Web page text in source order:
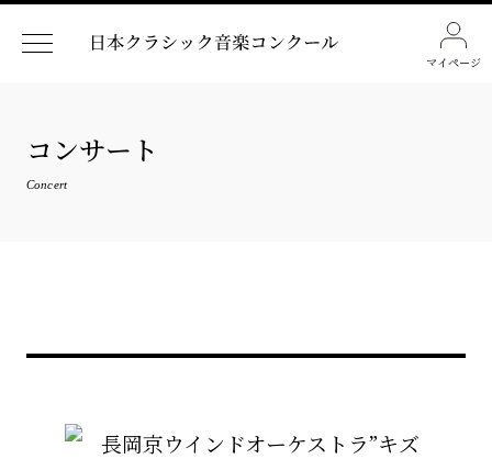
マイページ
コンサート
Concert